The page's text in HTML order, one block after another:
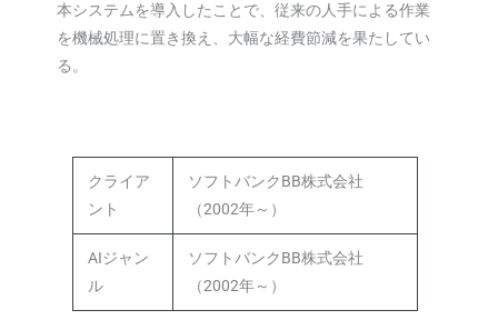
本システムを導入したことで、従来の人手による作業
を機械処理に置き換え、大幅な経費節減を果たしてい
る。
クライア
ント
ソフトバンクBB株式会社
（2002年～）
AIジャン
ル
ソフトバンクBB株式会社
（2002年～）